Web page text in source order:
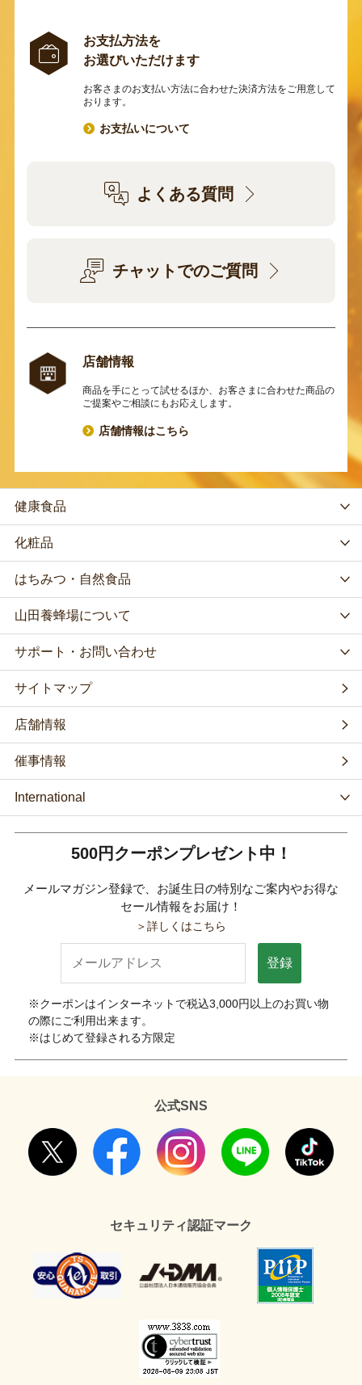
お支払方法を
お選びいただけます
お客さまのお支払い方法に合わせた決済方法をご用意して
おります。
お支払いについて
よくある質問
チャットでのご質問
店舗情報
商品を手にとって試せるほか、お客さまに合わせた商品の
ご提案やご相談にもお応えします。
店舗情報はこちら
健康食品
化粧品
はちみつ・自然食品
山田養蜂場について
サポート・お問い合わせ
サイトマップ
店舗情報
催事情報
International
500円クーポンプレゼント中！
メールマガジン登録で、お誕生日の特別なご案内やお得な
セール情報をお届け！
＞詳しくはこちら
登録
※クーポンはインターネットで税込3,000円以上のお買い物
の際にご利用出来ます。
※はじめて登録される方限定
公式SNS
セキュリティ認証マーク